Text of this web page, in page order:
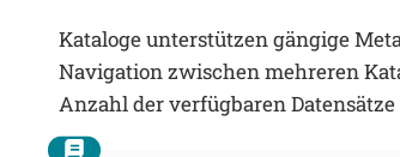
Kataloge unterstützen gängige
Navigation zwischen mehreren
Anzahl der verfügbaren